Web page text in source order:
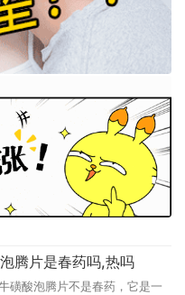
腾片是春药吗,热吗
酸泡腾片不是春药，它是一